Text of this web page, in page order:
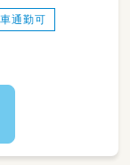
絵画などのカ
ュラムには専
車通勤可